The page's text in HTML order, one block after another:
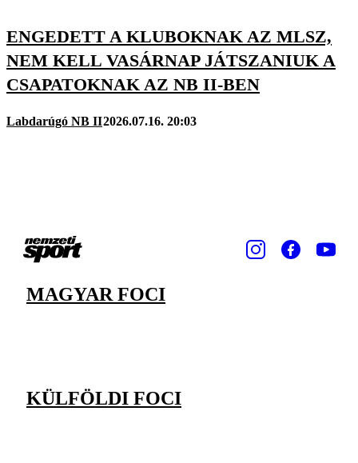
ENGEDETT A KLUBOKNAK AZ MLSZ,
NEM KELL VASÁRNAP JÁTSZANIUK A
CSAPATOKNAK AZ NB II-BEN
Labdarúgó NB II2026.07.16. 20:03
MAGYAR FOCI
KÜLFÖLDI FOCI